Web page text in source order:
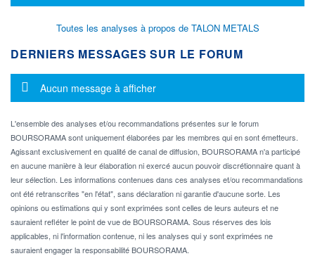
Toutes les analyses à propos de TALON METALS
DERNIERS MESSAGES SUR LE FORUM
Message d'information
Aucun message à afficher
L'ensemble des analyses et/ou recommandations présentes sur le forum
BOURSORAMA sont uniquement élaborées par les membres qui en sont émetteurs.
Agissant exclusivement en qualité de canal de diffusion, BOURSORAMA n'a participé
en aucune manière à leur élaboration ni exercé aucun pouvoir discrétionnaire quant à
leur sélection. Les informations contenues dans ces analyses et/ou recommandations
ont été retranscrites "en l'état", sans déclaration ni garantie d'aucune sorte. Les
opinions ou estimations qui y sont exprimées sont celles de leurs auteurs et ne
sauraient refléter le point de vue de BOURSORAMA. Sous réserves des lois
applicables, ni l'information contenue, ni les analyses qui y sont exprimées ne
sauraient engager la responsabilité BOURSORAMA.